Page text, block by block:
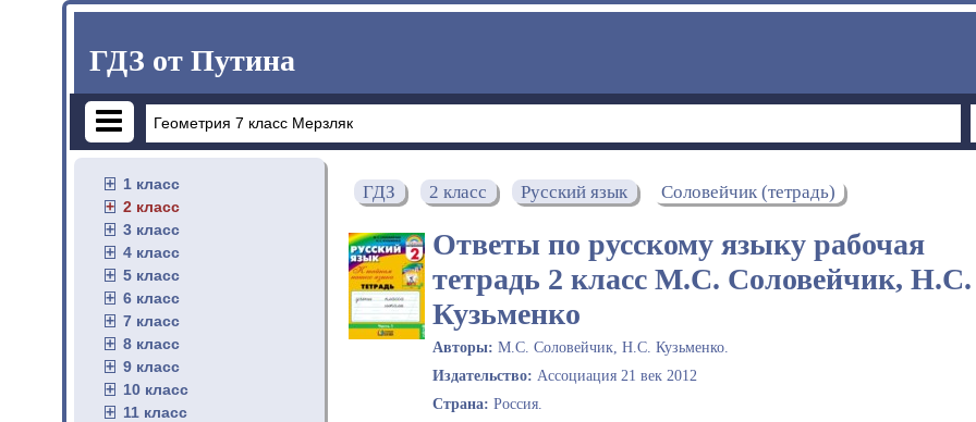
ГДЗ от Путина
1 класс
2 класс
3 класс
4 класс
5 класс
6 класс
7 класс
8 класс
9 класс
10 класс
11 класс
ГДЗ 2 класс Русский язык Соловейчик (тетрадь)
Ответы по русскому языку рабочая
тетрадь 2 класс М.С. Соловейчик, Н.С.
Кузьменко
Авторы: М.С. Соловейчик, Н.С. Кузьменко.
Издательство: Ассоциация 21 век 2012
Страна: Россия.